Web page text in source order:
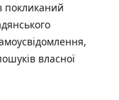
покликаний
власної